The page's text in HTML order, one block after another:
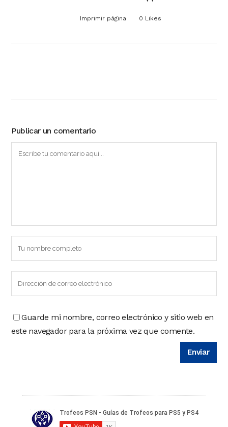
Imprimir página 0 Likes
Publicar un comentario
Guarde mi nombre, correo electrónico y sitio web en
este navegador para la próxima vez que comente.